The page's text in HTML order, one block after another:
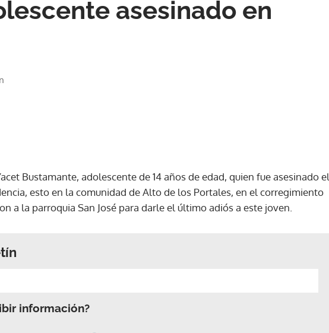
asesinado en
Bustamante, adolescente de 14 años de edad, quien fue asesinado el
esto en la comunidad de Alto de los Portales, en el corregimiento
a la parroquia San José para darle el último adiós a este joven.
información?